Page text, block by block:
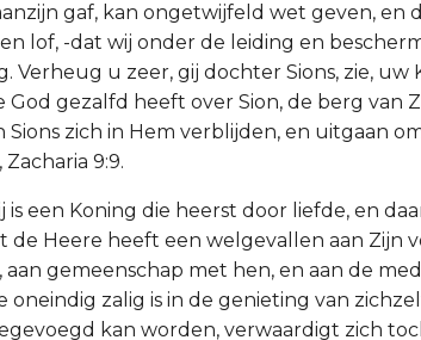
gaf, kan ongetwijfeld wet geven, en
lof, -dat wij onder de leiding en
Verheug u zeer, gij dochter Sions, zie, uw
God gezalfd heeft over Sion, de berg van
Sions zich in Hem verblijden, en uitgaan
9:9.
is een Koning die heerst door liefde, en
Heere heeft een welgevallen aan Zijn
gemeenschap met hen, en aan de
oneindig zalig is in de genieting van
kan worden, verwaardigt zich